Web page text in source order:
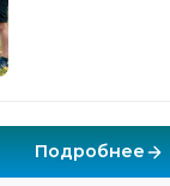
Подробнее